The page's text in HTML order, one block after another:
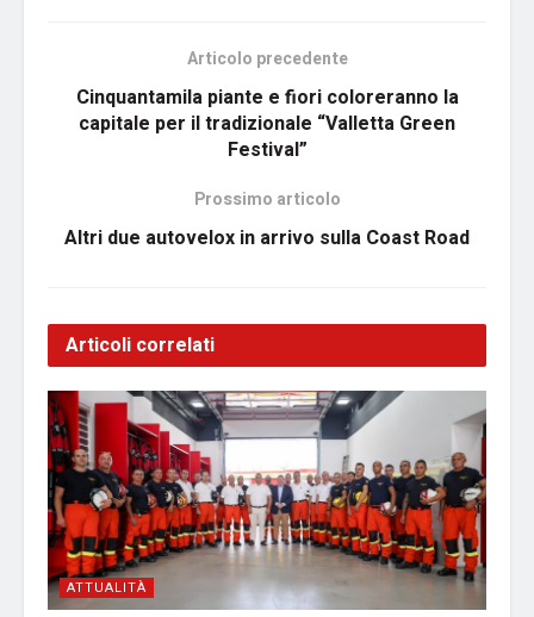
Articolo precedente
Cinquantamila piante e fiori coloreranno la
capitale per il tradizionale “Valletta Green
Festival”
Prossimo articolo
Altri due autovelox in arrivo sulla Coast Road
Articoli correlati
ATTUALITÀ